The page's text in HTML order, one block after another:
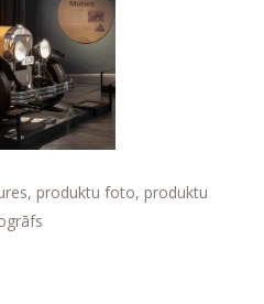
produktu foto, produktu